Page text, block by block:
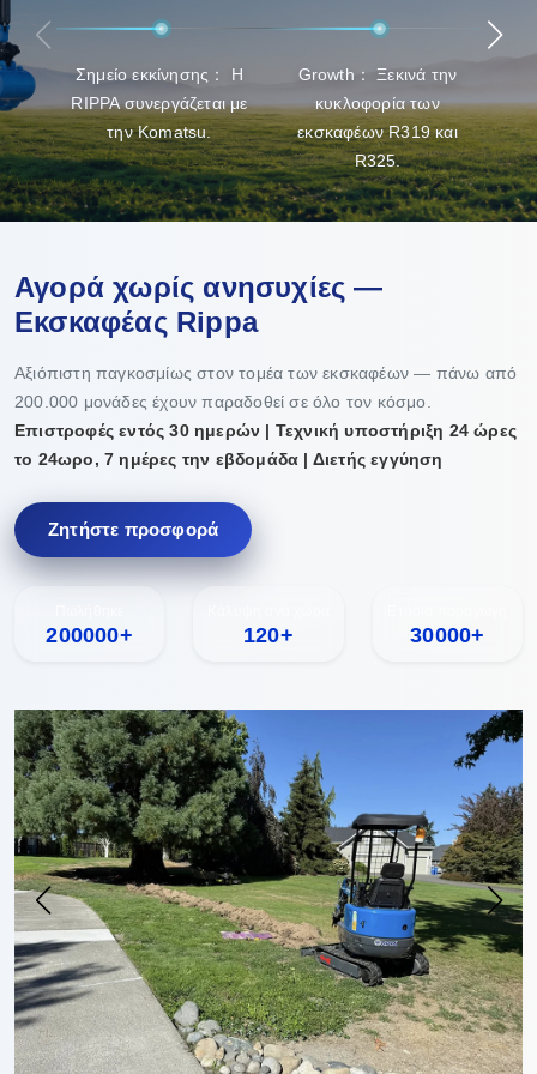
και συντήρηση των προϊόντων.
Σημείο εκκίνησης： Η
RIPPA συνεργάζεται με
την Komatsu.
Growth： Ξεκινά την
κυκλοφορία των
εκσκαφέων R319 και
R325.
Αγορά χωρίς ανησυχίες —
Εκσκαφέας Rippa
Αξιόπιστη παγκοσμίως στον τομέα των εκσκαφέων — πάνω από
200.000 μονάδες έχουν παραδοθεί σε όλο τον κόσμο.
Επιστροφές εντός 30 ημερών | Τεχνική υποστήριξη 24 ώρες
το 24ωρο, 7 ημέρες την εβδομάδα | Διετής εγγύηση
Ζητήστε προσφορά
200000+ 120+ 30000+